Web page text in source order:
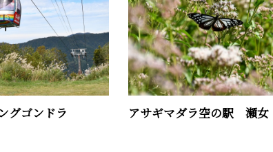
グゴンドラ アサギマダラ空の駅 瀬女